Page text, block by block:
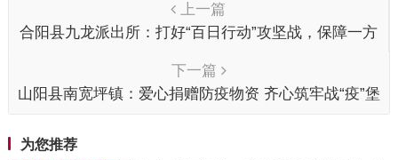
上一篇
合阳县九龙派出所：打好“百日行动”攻坚战，保障一方
下一篇
山阳县南宽坪镇：爱心捐赠防疫物资 齐心筑牢战“疫”堡
为您推荐